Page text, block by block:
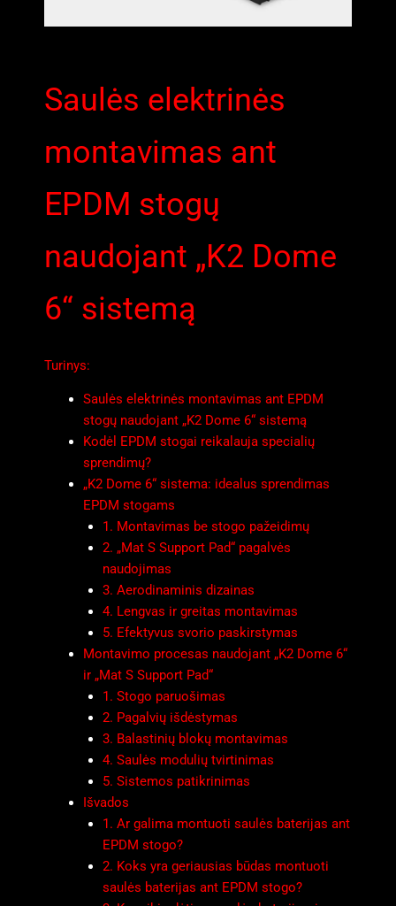
Saulės elektrinės
montavimas ant
EPDM stogų
naudojant „K2 Dome
6“ sistemą
Turinys:
Saulės elektrinės montavimas ant EPDM
stogų naudojant „K2 Dome 6“ sistemą
Kodėl EPDM stogai reikalauja specialių
sprendimų?
„K2 Dome 6“ sistema: idealus sprendimas
EPDM stogams
1. Montavimas be stogo pažeidimų
2. „Mat S Support Pad“ pagalvės
naudojimas
3. Aerodinaminis dizainas
4. Lengvas ir greitas montavimas
5. Efektyvus svorio paskirstymas
Montavimo procesas naudojant „K2 Dome 6“
ir „Mat S Support Pad“
1. Stogo paruošimas
2. Pagalvių išdėstymas
3. Balastinių blokų montavimas
4. Saulės modulių tvirtinimas
5. Sistemos patikrinimas
Išvados
1. Ar galima montuoti saulės baterijas ant
EPDM stogo?
2. Koks yra geriausias būdas montuoti
saulės baterijas ant EPDM stogo?